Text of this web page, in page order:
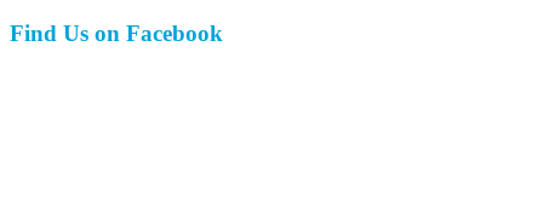
Find Us on Facebook